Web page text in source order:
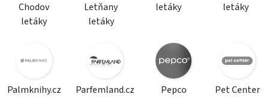
Chodov
letáky
Letňany
letáky
letáky
letáky
Palmknihy.cz
Parfemland.cz
Pepco
Pet Center